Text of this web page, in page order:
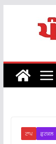
ਟਾਪ ਫ਼ੁਟਕਲ